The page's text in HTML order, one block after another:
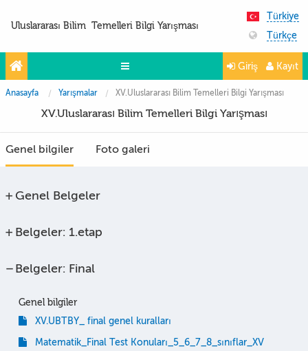
Uluslararası Bilim Temelleri Bilgi Yarışması
Türkiye
Türkçe
Yarışmalar
Partnerler
Giriş Kayıt
Anasayfa Yarışmalar XV.Uluslararası Bilim Temelleri Bilgi Yarışması
XV.Uluslararası Bilim Temelleri Bilgi Yarışması
Genel bilgiler Foto galeri
Genel Belgeler
Belgeler: 1.etap
Belgeler: Final
Genel bilgiler
XV.UBTBY_ final genel kuralları
Matematik_Final Test Konuları_5_6_7_8_sınıflar_XV